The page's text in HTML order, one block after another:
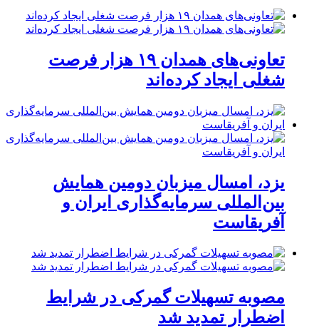
تعاونی‌های همدان ۱۹ هزار فرصت
شغلی ایجاد کرده‌اند
یزد، امسال میزبان دومین همایش
بین‌المللی سرمایه‌گذاری ایران و
آفریقاست
مصوبه تسهیلات گمرکی در شرایط
اضطرار تمدید شد